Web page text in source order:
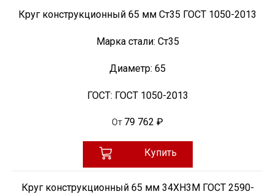
Круг конструкционный 65 мм Ст35 ГОСТ 1050-2013
Марка стали: Ст35
Диаметр: 65
ГОСТ: ГОСТ 1050-2013
От 79 762 ₽
Купить
Круг конструкционный 65 мм 34ХН3М ГОСТ 2590-